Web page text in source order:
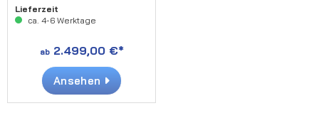
(generalüberholt)
Lieferzeit
ca. 4-6 Werktage
ab2.499,00 €*
Ansehen